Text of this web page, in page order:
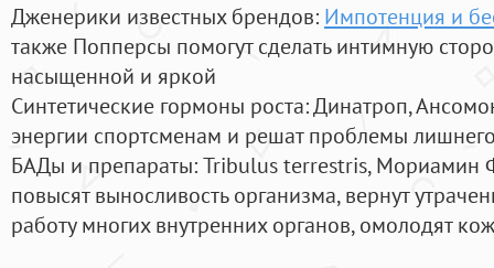
Дженерики известных брендов: Импотенция и
также Попперсы помогут сделать интимную
насыщенной и яркой
Синтетические гормоны роста: Динатроп,
энергии спортсменам и решат проблемы
БАДы и препараты:Tribulus terrestris, Мориамин
повысят выносливость организма, вернут
работу многих внутренних органов, омолодят